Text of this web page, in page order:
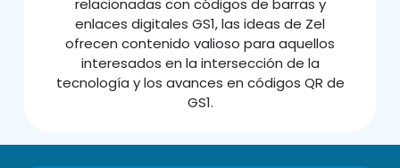
relacionadas con códigos de barras y
enlaces digitales GS1, las ideas de Zel
ofrecen contenido valioso para aquellos
interesados en la intersección de la
tecnología y los avances en códigos QR de
GS1.